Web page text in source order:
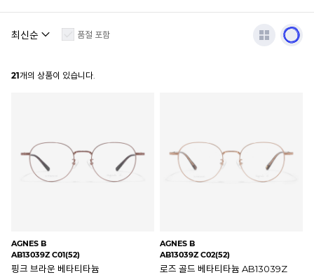
품절 포함
21개의 상품이 있습니다.
AGNES B
AB13039Z C01(52)
핑크 브라운 베타티타늄
AGNES B
AB13039Z C02(52)
로즈 골드 베타티타늄 AB13039Z